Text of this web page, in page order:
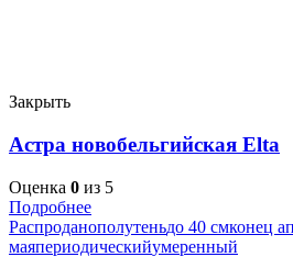
Закрыть
Астра новобельгийская Elta
Оценка 0 из 5
Подробнее
Распроданополутеньдо 40 смконец
маяпериодическийумеренный